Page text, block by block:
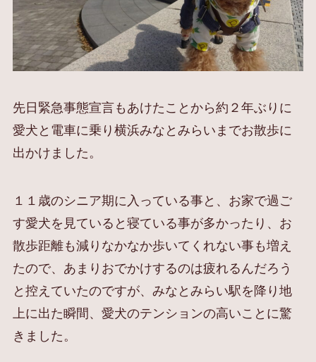
先日緊急事態宣言もあけたことから約２年ぶりに
愛犬と電車に乗り横浜みなとみらいまでお散歩に
出かけました。
１１歳のシニア期に入っている事と、お家で過ご
す愛犬を見ていると寝ている事が多かったり、お
散歩距離も減りなかなか歩いてくれない事も増え
たので、あまりおでかけするのは疲れるんだろう
と控えていたのですが、みなとみらい駅を降り地
上に出た瞬間、愛犬のテンションの高いことに驚
きました。